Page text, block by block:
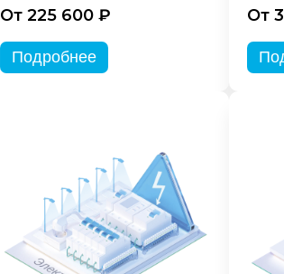
От 225 600 ₽
Подробнее
От